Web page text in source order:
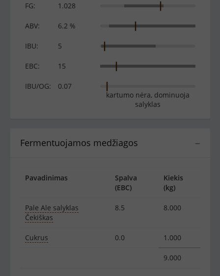
FG: 1.028
ABV: 6.2 %
IBU: 5
EBC: 15
IBU/OG:
0.07
kartumo nėra, dominuoja
salyklas
−
Fermentuojamos medžiagos
Pavadinimas
Spalva
(EBC)
Kiekis
(kg)
Pale Ale salyklas
Čekiškas
8.5 8.000
Cukrus 0.0 1.000
9.000